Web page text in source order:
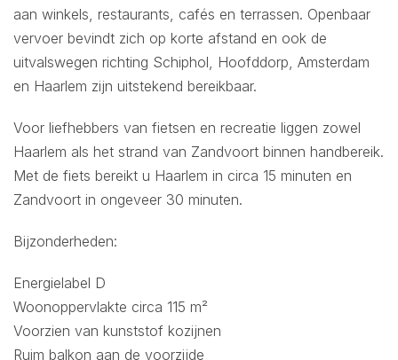
aan winkels, restaurants, cafés en terrassen. Openbaar
vervoer bevindt zich op korte afstand en ook de
uitvalswegen richting Schiphol, Hoofddorp, Amsterdam
en Haarlem zijn uitstekend bereikbaar.
Voor liefhebbers van fietsen en recreatie liggen zowel
Haarlem als het strand van Zandvoort binnen handbereik.
Met de fiets bereikt u Haarlem in circa 15 minuten en
Zandvoort in ongeveer 30 minuten.
Bijzonderheden:
Energielabel D
Woonoppervlakte circa 115 m²
Voorzien van kunststof kozijnen
Ruim balkon aan de voorzijde